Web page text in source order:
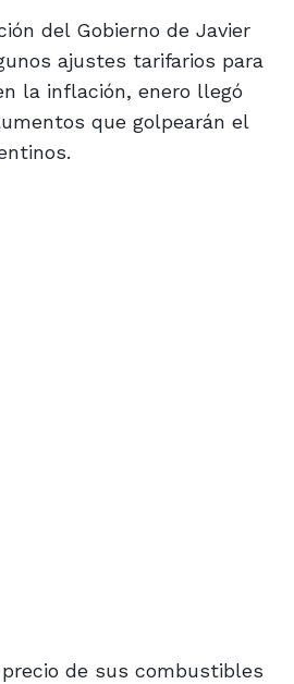
del Gobierno de Javier
ajustes tarifarios para
la inflación, enero llegó
que golpearán el
de sus combustibles